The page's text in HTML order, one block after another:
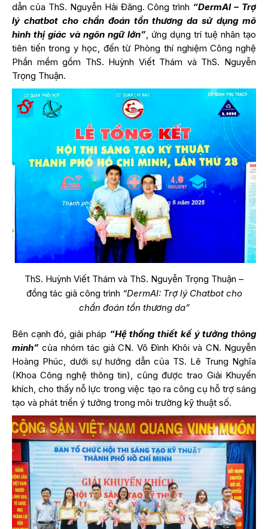
dẫn của ThS. Nguyễn Hải Đăng. Công trình “DermAI – Trợ
lý chatbot cho chẩn đoán tổn thương da sử dụng mô
hình thị giác và ngôn ngữ lớn” , ứng dụng trí tuệ nhân tạo
tiên tiến trong y học, đến từ Phòng thí nghiệm Công nghệ
Phần mềm gồm ThS. Huỳnh Viết Thám và ThS. Nguyễn
Trọng Thuận.
ThS. Huỳnh Viết Thám và ThS. Nguyễn Trọng Thuận –
đồng tác giả công trình “DermAI: Trợ lý Chatbot cho
chẩn đoán tổn thương da”
Bên cạnh đó, giải pháp “Hệ thống thiết kế ý tưởng thông
minh” của nhóm tác giả CN. Võ Đình Khôi và CN. Nguyễn
Hoàng Phúc, dưới sự hướng dẫn của TS. Lê Trung Nghĩa
(Khoa Công nghệ thông tin), cũng được trao Giải Khuyến
khích, cho thấy nỗ lực trong việc tạo ra công cụ hỗ trợ sáng
tạo và phát triển ý tưởng trong môi trường kỹ thuật số.